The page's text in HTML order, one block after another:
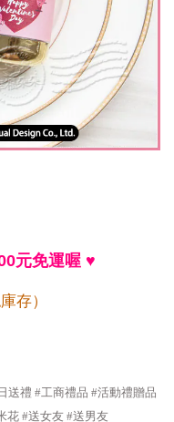
元免運喔♥
存）
送禮 #工商禮品 #活動禮贈品
花 #送女友 #送男友